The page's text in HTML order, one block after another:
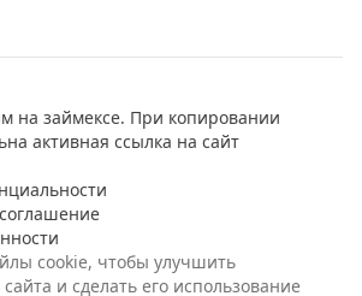
на займексе. При копировании
активная ссылка на сайт
cookie, чтобы улучшить
и сделать его использование